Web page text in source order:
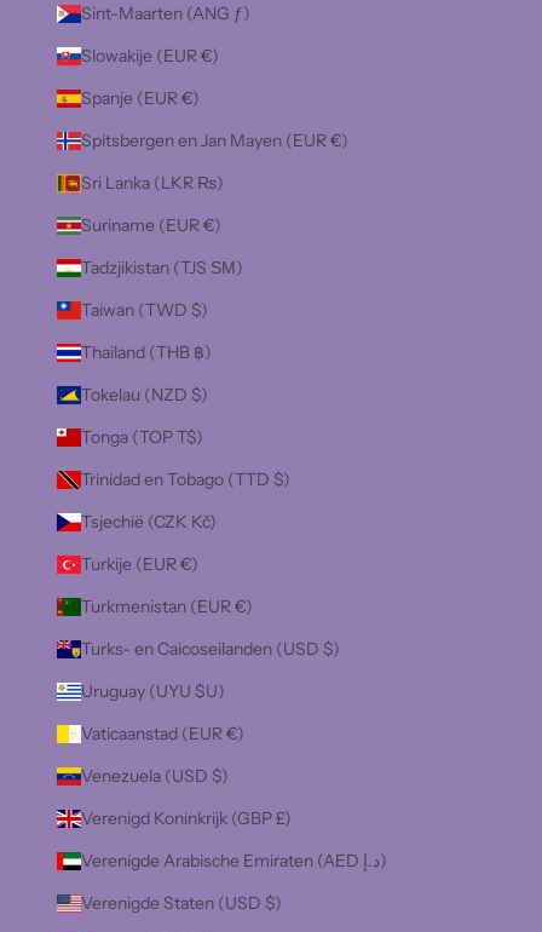
Sint-Maarten (ANG ƒ)
Slowakije (EUR €)
Spanje (EUR €)
Spitsbergen en Jan Mayen (EUR €)
Sri Lanka (LKR ₨)
Suriname (EUR €)
Tadzjikistan (TJS ЅМ)
Taiwan (TWD $)
Thailand (THB ฿)
Tokelau (NZD $)
Tonga (TOP T$)
Trinidad en Tobago (TTD $)
Tsjechië (CZK Kč)
Turkije (EUR €)
Turkmenistan (EUR €)
Turks- en Caicoseilanden (USD $)
Uruguay (UYU $U)
Vaticaanstad (EUR €)
Venezuela (USD $)
Verenigd Koninkrijk (GBP £)
Verenigde Arabische Emiraten (AED د.إ)
Verenigde Staten (USD $)